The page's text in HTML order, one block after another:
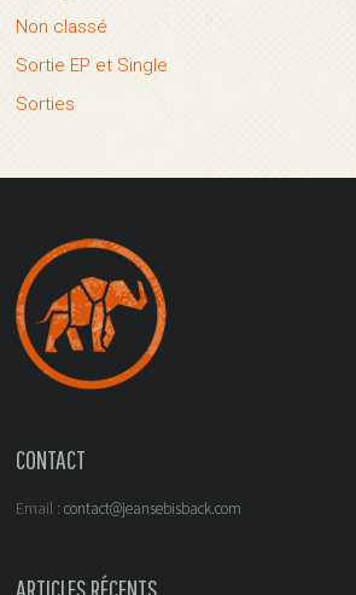
Non classé
Sortie EP et Single
Sorties
CONTACT
Email :contact@jeansebisback.com
ARTICLES RÉCENTS